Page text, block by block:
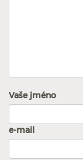
Vaše jméno
e-mail